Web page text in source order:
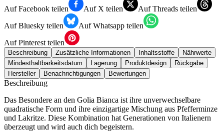
Auf Facebook teilen
Auf X teilen
Auf Threads teilen
Auf Bluesky teilen
Auf Whatsapp teilen
Auf Pinterest teilen
Beschreibung Zusätzliche Informationen Inhaltsstoffe
Nährwerte
Mindesthaltbarkeitsdatum
Lagerung Produktdesign
Rückgabe
Hersteller
Benachrichtigungen Bewertungen
Beschreibung
Das Besondere an den Golia Bianca ist ihre unverwechselbare
quadratische Form und ihre einzigartige Mischung aus Pfefferminze
und Lakritze. Diese Kombination hat Generationen von Italienern
überzeugt und wird auch dich begeistern.